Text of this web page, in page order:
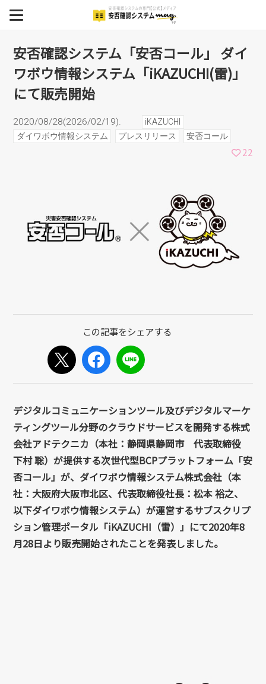
BCP
安否確認システム
安否確認システム導入事例
イベント
ール」 ダイワボウ情報シス
テム「iKAZUCHI(雷)」にて
販売開始
安否確認システム「安否コール」 ダイ
ワボウ情報システム「iKAZUCHI(雷)」
にて販売開始
2020/08/28(2026/02/19).
iKAZUCHI
ダイワボウ情報システム
プレスリリース 安否コール
22
デジタルコミュニケーションツール及びデジタルマーケ
ティングツール分野のクラウドサービスを開発する株式
会社アドテクニカ（本社：静岡県静岡市 代表取締役
下村 聡）が提供する次世代型BCPプラットフォーム「安
否コール」が、ダイワボウ情報システム株式会社（本
社：大阪府大阪市北区、代表取締役社長：松本 裕之、
以下ダイワボウ情報システム）が運営するサブスクリプ
ション管理ポータル「iKAZUCHI（雷）」にて2020年8
月28日より販売開始されたことを発表しました。